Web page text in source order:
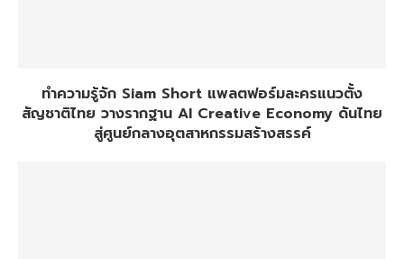
ทำความรู้จัก Siam Short แพลตฟอร์มละครแนวตั้ง
สัญชาติไทย วางรากฐาน AI Creative Economy ดันไทย
สู่ศูนย์กลางอุตสาหกรรมสร้างสรรค์